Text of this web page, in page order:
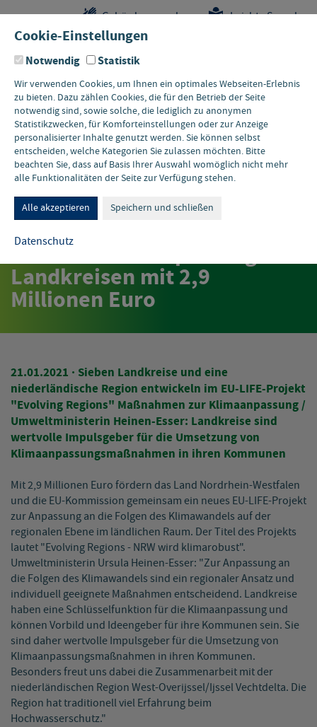
Kontakt
Gebärdensprache Leichte Sprache
PRESSEMITTEILUNG
Nordrhein-Westfalen wird
klimarobust: Land und EU
fördern Klimaanpassung in
Landkreisen mit 2,9
Millionen Euro
21.01.2021 · Sieben Landkreise und eine
niederländische Region entwickeln im EU-LIFE-Projekt
"Evolving Regions" Maßnahmen zur Klimaanpassung /
Umweltministerin Heinen-Esser: Landkreise sind
wertvolle Impulsgeber für die Umsetzung von
Klimaanpassungsmaßnahmen in ihren Kommunen
Mit 2,9 Millionen Euro fördern das Land Nordrhein-Westfalen
und die EU-Kommission gemeinsam ein neues EU-LIFE-Projekt
zur Anpassung an die Folgen des Klimawandels auf der
regionalen Ebene im ländlichen Raum. Der Titel des Projekts
lautet "Evolving Regions - NRW wird klimarobust".
Umweltministerin Ursula Heinen-Esser: "Zur Anpassung an
die Folgen des Klimawandels sind ein regionaler Ansatz und
individuell geeignete Maßnahmen entscheidend. Landkreise
haben eine Schlüsselfunktion für die Klimaanpassung und
können Vorbild und Ideengeber für ihre Kommunen sein. Sie
sind daher wertvolle Impulsgeber für die Umsetzung von
Klimaanpassungsmaßnahmen in ihren Kommunen.
Besonders freut uns dabei die Zusammenarbeit mit der
niederländischen Region West-Overijssel/Ijssel Vechtdelta. Die
Region hat traditionell viel Erfahrung beim
Hochwasserschutz."
Cookie-Einstellungen
Notwendig Statistik
Wir verwenden Cookies, um Ihnen ein optimales Webseiten-Erlebnis
zu bieten. Dazu zählen Cookies, die für den Betrieb der Seite
notwendig sind, sowie solche, die lediglich zu anonymen
Statistikzwecken, für Komforteinstellungen oder zur Anzeige
personalisierter Inhalte genutzt werden. Sie können selbst
entscheiden, welche Kategorien Sie zulassen möchten. Bitte
beachten Sie, dass auf Basis Ihrer Auswahl womöglich nicht mehr
alle Funktionalitäten der Seite zur Verfügung stehen.
Alle akzeptieren Speichern und schließen
Datenschutz